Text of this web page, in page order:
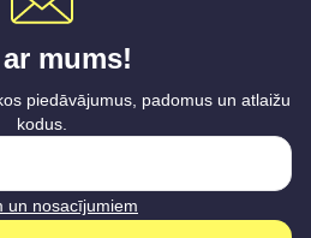
mums!
piedāvājumus, padomus un atlaižu
kodus.
un nosacījumiem